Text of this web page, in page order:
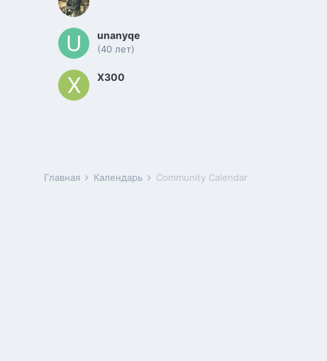
unanyqe
(40 лет)
X300
Главная Календарь Community Calendar